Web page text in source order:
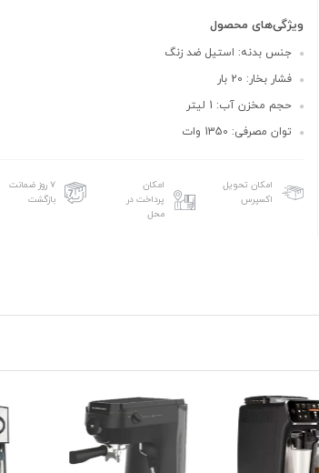
ویژگی‌های محصول
جنس بدنه: استیل ضد زنگ
فشار بخار: 20 بار
حجم مخزن آب: 1 لیتر
توان مصرفی: 1350 وات
امکان تحویل
اکسپرس
امکان
پرداخت در
محل
۷ روز ضمانت
بازگشت